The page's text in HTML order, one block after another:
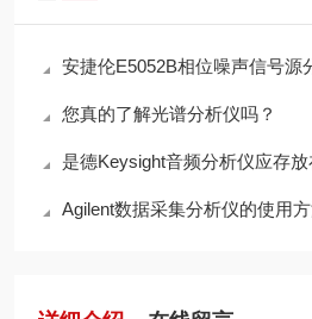
安捷伦E5052B相位噪声信号源
您真的了解光谱分析仪吗？
是德Keysight音频分析仪应存
Agilent数据采集分析仪的使用